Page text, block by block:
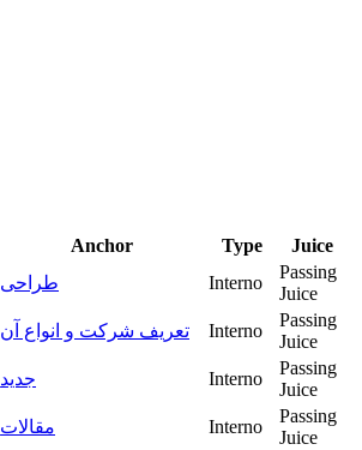
Anchor Type
Juice
طراحی
Interno
Passing
Juice
تعریف شرکت و انواع آن
Interno
Passing
Juice
جدید
Interno
Passing
Juice
مقالات
Interno
Passing
Juice